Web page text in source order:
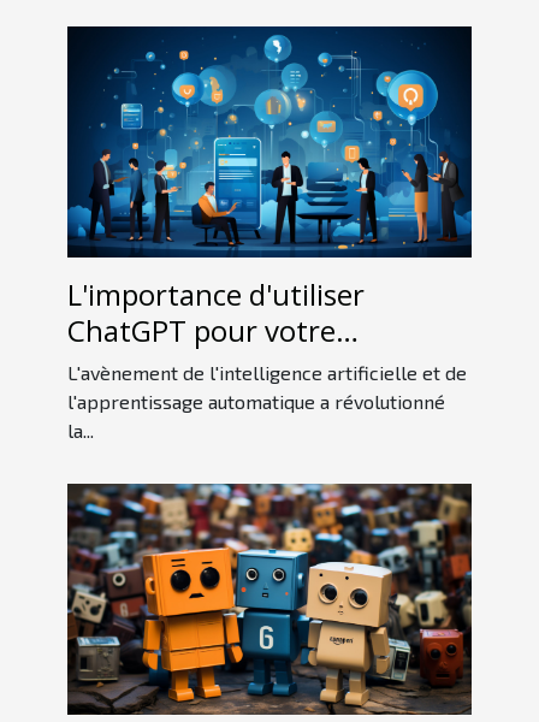
L'importance d'utiliser
ChatGPT pour votre
entreprise
L'avènement de l'intelligence artificielle et de
l'apprentissage automatique a révolutionné
la...